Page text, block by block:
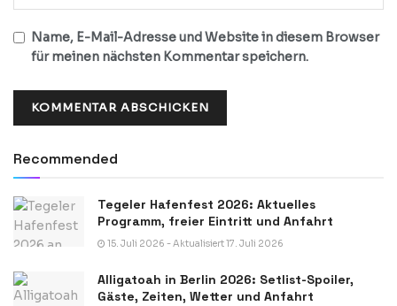
Name, E-Mail-Adresse und Website in diesem Browser
für meinen nächsten Kommentar speichern.
Recommended
Tegeler Hafenfest 2026: Aktuelles
Programm, freier Eintritt und Anfahrt
15. Juli 2026 - Aktualisiert 17. Juli 2026
Alligatoah in Berlin 2026: Setlist-Spoiler,
Gäste, Zeiten, Wetter und Anfahrt